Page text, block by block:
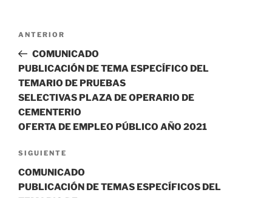
Navegación
entradas
Entrada
anterior:
ANTERIOR
COMUNICADO
PUBLICACIÓN DE TEMA ESPECÍFICO DEL
TEMARIO DE PRUEBAS
SELECTIVAS PLAZA DE OPERARIO DE
CEMENTERIO
OFERTA DE EMPLEO PÚBLICO AÑO 2021
Siguiente
entrada
SIGUIENTE
COMUNICADO
PUBLICACIÓN DE TEMAS ESPECÍFICOS DEL